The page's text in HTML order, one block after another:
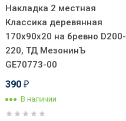
Накладка 2 местная
Классика деревянная
170х90х20 на бревно D200-
220, ТД МезонинЪ
GE70773-00
390 ₽
В наличии